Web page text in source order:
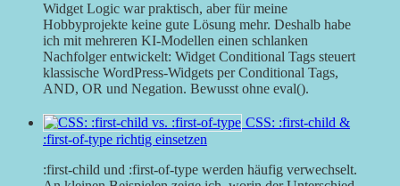
Widget Logic war praktisch, aber für meine
Hobbyprojekte keine gute Lösung mehr. Deshalb habe
ich mit mehreren KI-Modellen einen schlanken
Nachfolger entwickelt: Widget Conditional Tags steuert
klassische WordPress-Widgets per Conditional Tags,
AND, OR und Negation. Bewusst ohne eval().
CSS: :first-child &
:first-of-type richtig einsetzen
:first-child und :first-of-type werden häufig verwechselt.